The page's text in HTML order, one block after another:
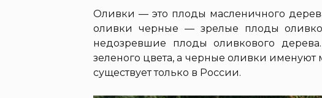
Оливки — это плоды масленичного
оливки черные — зрелые плоды
недозревшие плоды оливкового
зеленого цвета, а черные оливки именуют
существует только в России.